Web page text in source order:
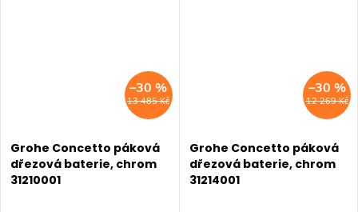
13 485 Kč
–30 %
Grohe Concetto páková
dřezová baterie, chrom
31210001
12 269 Kč
–30 %
Grohe Concetto páková
dřezová baterie, chrom
31214001